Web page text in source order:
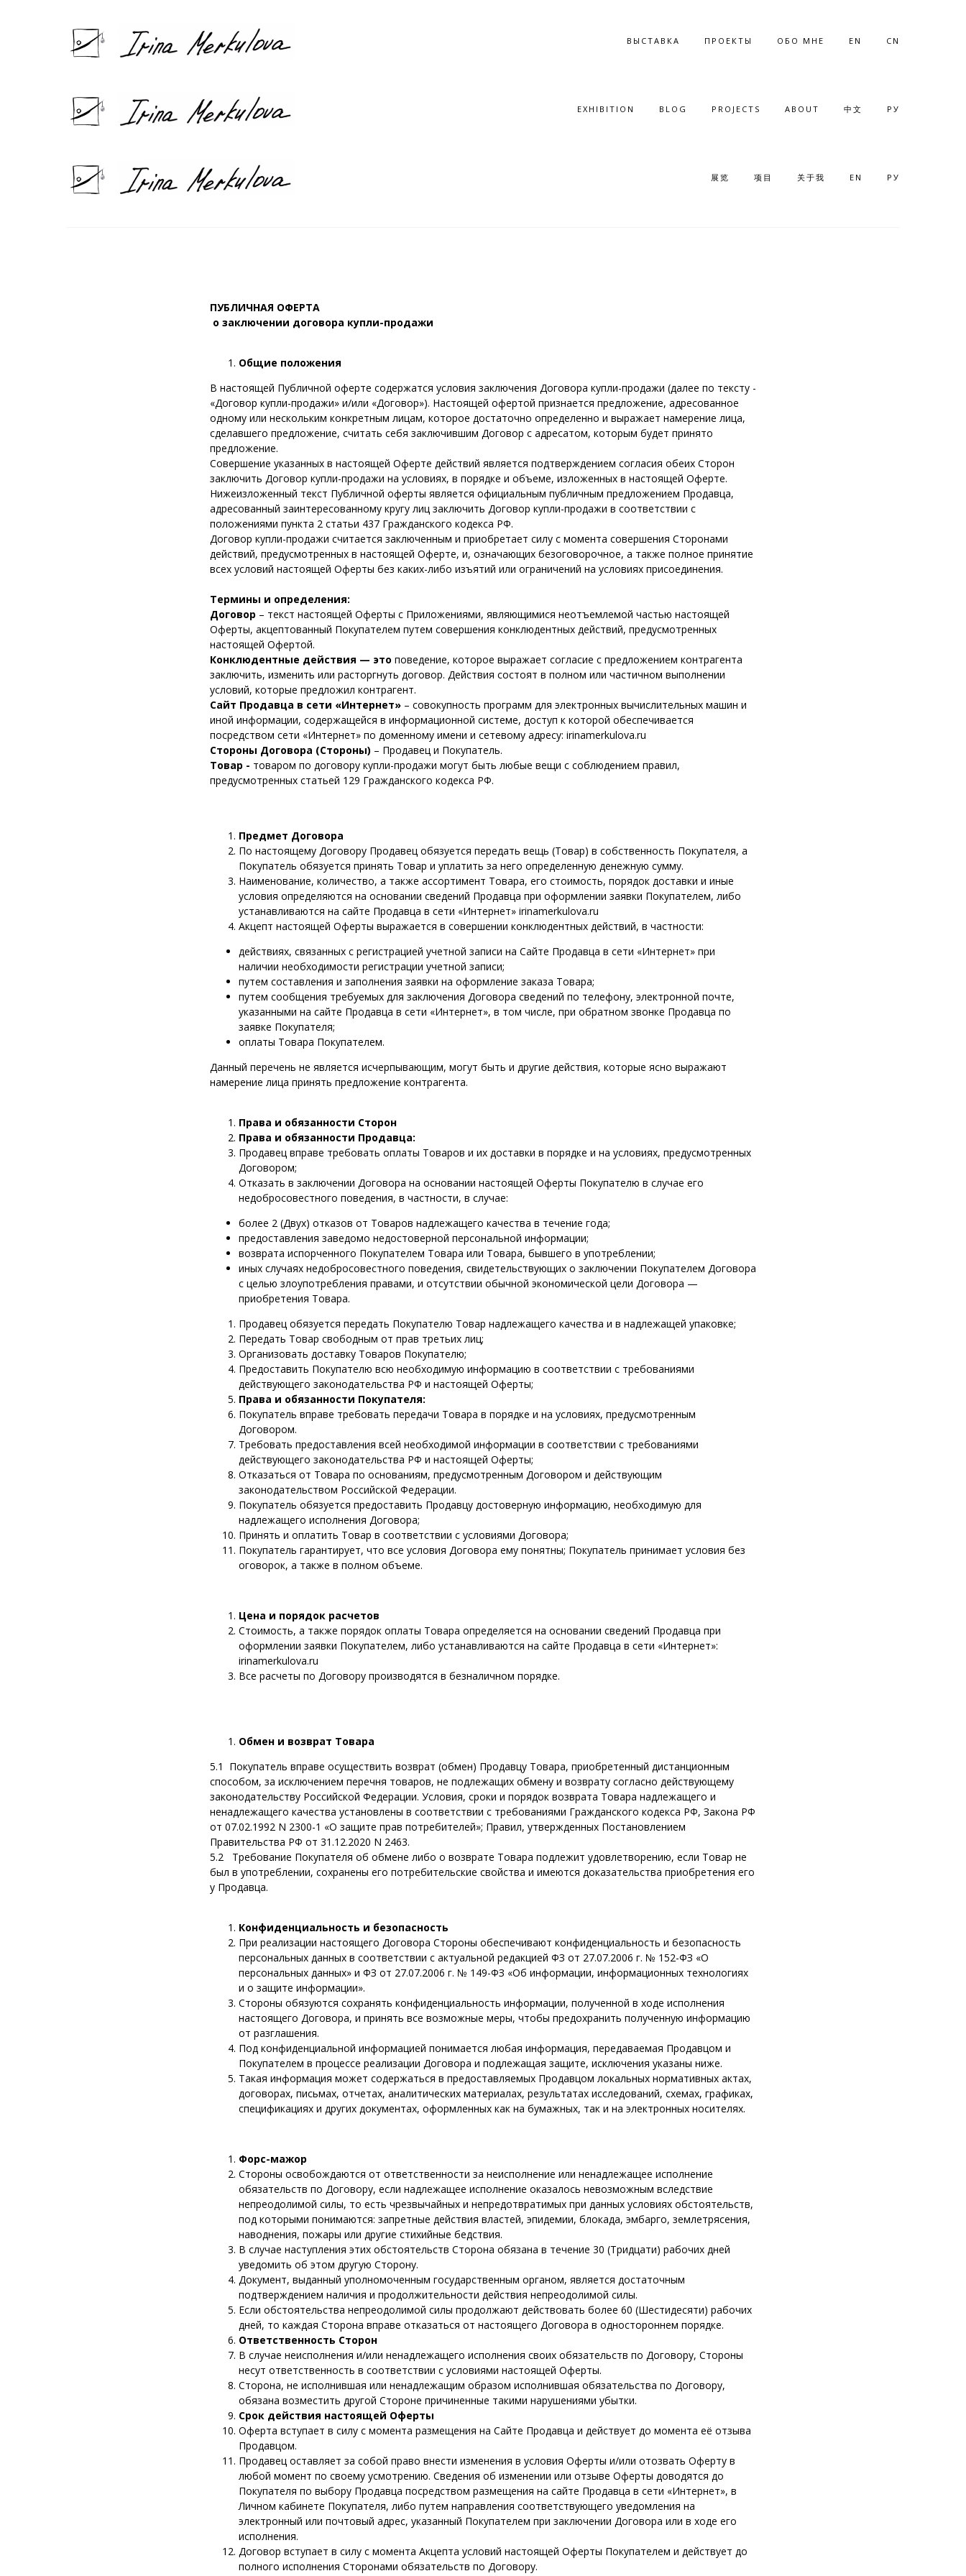
ВЫСТАВКА ПРОЕКТЫ ОБО МНЕ EN CN
EXHIBITION BLOG PROJECTS ABOUT 中文 РУ
展览 项目 关于我 EN РУ
ПУБЛИЧНАЯ ОФЕРТА
о заключении договора купли-продажи
Общие положения
В настоящей Публичной оферте содержатся условия заключения Договора купли-продажи (далее по тексту -
«Договор купли-продажи» и/или «Договор»). Настоящей офертой признается предложение, адресованное
одному или нескольким конкретным лицам, которое достаточно определенно и выражает намерение лица,
сделавшего предложение, считать себя заключившим Договор с адресатом, которым будет принято
предложение.
Совершение указанных в настоящей Оферте действий является подтверждением согласия обеих Сторон
заключить Договор купли-продажи на условиях, в порядке и объеме, изложенных в настоящей Оферте.
Нижеизложенный текст Публичной оферты является официальным публичным предложением Продавца,
адресованный заинтересованному кругу лиц заключить Договор купли-продажи в соответствии с
положениями пункта 2 статьи 437 Гражданского кодекса РФ.
Договор купли-продажи считается заключенным и приобретает силу с момента совершения Сторонами
действий, предусмотренных в настоящей Оферте, и, означающих безоговорочное, а также полное принятие
всех условий настоящей Оферты без каких-либо изъятий или ограничений на условиях присоединения.
Термины и определения:
Договор – текст настоящей Оферты с Приложениями, являющимися неотъемлемой частью настоящей
Оферты, акцептованный Покупателем путем совершения конклюдентных действий, предусмотренных
настоящей Офертой.
Конклюдентные действия — это поведение, которое выражает согласие с предложением контрагента
заключить, изменить или расторгнуть договор. Действия состоят в полном или частичном выполнении
условий, которые предложил контрагент.
Сайт Продавца в сети «Интернет» – совокупность программ для электронных вычислительных машин и
иной информации, содержащейся в информационной системе, доступ к которой обеспечивается
посредством сети «Интернет» по доменному имени и сетевому адресу: irinamerkulova.ru
Стороны Договора (Стороны) – Продавец и Покупатель.
Товар - товаром по договору купли-продажи могут быть любые вещи с соблюдением правил,
предусмотренных статьей 129 Гражданского кодекса РФ.
Предмет Договора
По настоящему Договору Продавец обязуется передать вещь (Товар) в собственность Покупателя, а
Покупатель обязуется принять Товар и уплатить за него определенную денежную сумму.
Наименование, количество, а также ассортимент Товара, его стоимость, порядок доставки и иные
условия определяются на основании сведений Продавца при оформлении заявки Покупателем, либо
устанавливаются на сайте Продавца в сети «Интернет» irinamerkulova.ru
Акцепт настоящей Оферты выражается в совершении конклюдентных действий, в частности:
действиях, связанных с регистрацией учетной записи на Сайте Продавца в сети «Интернет» при
наличии необходимости регистрации учетной записи;
путем составления и заполнения заявки на оформление заказа Товара;
путем сообщения требуемых для заключения Договора сведений по телефону, электронной почте,
указанными на сайте Продавца в сети «Интернет», в том числе, при обратном звонке Продавца по
заявке Покупателя;
оплаты Товара Покупателем.
Данный перечень не является исчерпывающим, могут быть и другие действия, которые ясно выражают
намерение лица принять предложение контрагента.
Права и обязанности Сторон
Права и обязанности Продавца:
Продавец вправе требовать оплаты Товаров и их доставки в порядке и на условиях, предусмотренных
Договором;
Отказать в заключении Договора на основании настоящей Оферты Покупателю в случае его
недобросовестного поведения, в частности, в случае:
более 2 (Двух) отказов от Товаров надлежащего качества в течение года;
предоставления заведомо недостоверной персональной информации;
возврата испорченного Покупателем Товара или Товара, бывшего в употреблении;
иных случаях недобросовестного поведения, свидетельствующих о заключении Покупателем Договора
с целью злоупотребления правами, и отсутствии обычной экономической цели Договора —
приобретения Товара.
Продавец обязуется передать Покупателю Товар надлежащего качества и в надлежащей упаковке;
Передать Товар свободным от прав третьих лиц;
Организовать доставку Товаров Покупателю;
Предоставить Покупателю всю необходимую информацию в соответствии с требованиями
действующего законодательства РФ и настоящей Оферты;
Права и обязанности Покупателя:
Покупатель вправе требовать передачи Товара в порядке и на условиях, предусмотренным
Договором.
Требовать предоставления всей необходимой информации в соответствии с требованиями
действующего законодательства РФ и настоящей Оферты;
Отказаться от Товара по основаниям, предусмотренным Договором и действующим
законодательством Российской Федерации.
Покупатель обязуется предоставить Продавцу достоверную информацию, необходимую для
надлежащего исполнения Договора;
Принять и оплатить Товар в соответствии с условиями Договора;
Покупатель гарантирует, что все условия Договора ему понятны; Покупатель принимает условия без
оговорок, а также в полном объеме.
Цена и порядок расчетов
Стоимость, а также порядок оплаты Товара определяется на основании сведений Продавца при
оформлении заявки Покупателем, либо устанавливаются на сайте Продавца в сети «Интернет»:
irinamerkulova.ru
Все расчеты по Договору производятся в безналичном порядке.
Обмен и возврат Товара
5.1
Покупатель вправе осуществить возврат (обмен) Продавцу Товара, приобретенный дистанционным
способом, за исключением перечня товаров, не подлежащих обмену и возврату согласно действующему
законодательству Российской Федерации. Условия, сроки и порядок возврата Товара надлежащего и
ненадлежащего качества установлены в соответствии с требованиями Гражданского кодекса РФ, Закона РФ
от 07.02.1992 N 2300-1 «О защите прав потребителей»; Правил, утвержденных Постановлением
Правительства РФ от 31.12.2020 N 2463.
5.2 Требование Покупателя об обмене либо о возврате Товара подлежит удовлетворению, если Товар не
был в употреблении, сохранены его потребительские свойства и имеются доказательства приобретения его
у Продавца.
Конфиденциальность и безопасность
При реализации настоящего Договора Стороны обеспечивают конфиденциальность и безопасность
персональных данных в соответствии с актуальной редакцией ФЗ от 27.07.2006 г. № 152-ФЗ «О
персональных данных» и ФЗ от 27.07.2006 г. № 149-ФЗ «Об информации, информационных технологиях
и о защите информации».
Стороны обязуются сохранять конфиденциальность информации, полученной в ходе исполнения
настоящего Договора, и принять все возможные меры, чтобы предохранить полученную информацию
от разглашения.
Под конфиденциальной информацией понимается любая информация, передаваемая Продавцом и
Покупателем в процессе реализации Договора и подлежащая защите, исключения указаны ниже.
Такая информация может содержаться в предоставляемых Продавцом локальных нормативных актах,
договорах, письмах, отчетах, аналитических материалах, результатах исследований, схемах, графиках,
спецификациях и других документах, оформленных как на бумажных, так и на электронных носителях.
Форс-мажор
Стороны освобождаются от ответственности за неисполнение или ненадлежащее исполнение
обязательств по Договору, если надлежащее исполнение оказалось невозможным вследствие
непреодолимой силы, то есть чрезвычайных и непредотвратимых при данных условиях обстоятельств,
под которыми понимаются: запретные действия властей, эпидемии, блокада, эмбарго, землетрясения,
наводнения, пожары или другие стихийные бедствия.
В случае наступления этих обстоятельств Сторона обязана в течение 30 (Тридцати) рабочих дней
уведомить об этом другую Сторону.
Документ, выданный уполномоченным государственным органом, является достаточным
подтверждением наличия и продолжительности действия непреодолимой силы.
Если обстоятельства непреодолимой силы продолжают действовать более 60 (Шестидесяти) рабочих
дней, то каждая Сторона вправе отказаться от настоящего Договора в одностороннем порядке.
Ответственность Сторон
В случае неисполнения и/или ненадлежащего исполнения своих обязательств по Договору, Стороны
несут ответственность в соответствии с условиями настоящей Оферты.
Сторона, не исполнившая или ненадлежащим образом исполнившая обязательства по Договору,
обязана возместить другой Стороне причиненные такими нарушениями убытки.
Срок действия настоящей Оферты
Оферта вступает в силу с момента размещения на Сайте Продавца и действует до момента её отзыва
Продавцом.
Продавец оставляет за собой право внести изменения в условия Оферты и/или отозвать Оферту в
любой момент по своему усмотрению. Сведения об изменении или отзыве Оферты доводятся до
Покупателя по выбору Продавца посредством размещения на сайте Продавца в сети «Интернет», в
Личном кабинете Покупателя, либо путем направления соответствующего уведомления на
электронный или почтовый адрес, указанный Покупателем при заключении Договора или в ходе его
исполнения.
Договор вступает в силу с момента Акцепта условий настоящей Оферты Покупателем и действует до
полного исполнения Сторонами обязательств по Договору.